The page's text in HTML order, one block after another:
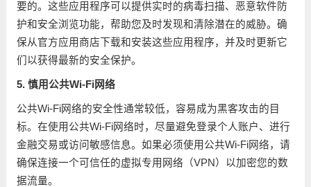
要的。这些应用程序可以提供实时的病毒扫描、恶意软件防
护和安全浏览功能，帮助您及时发现和清除潜在的威胁。确
保从官方应用商店下载和安装这些应用程序，并及时更新它
们以获得最新的安全保护。
5. 慎用公共Wi-Fi网络
公共Wi-Fi网络的安全性通常较低，容易成为黑客攻击的目
标。在使用公共Wi-Fi网络时，尽量避免登录个人账户、进行
金融交易或访问敏感信息。如果必须使用公共Wi-Fi网络，请
确保连接一个可信任的虚拟专用网络（VPN）以加密您的数
据流量。